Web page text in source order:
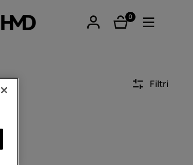
0
elementi
Filtri